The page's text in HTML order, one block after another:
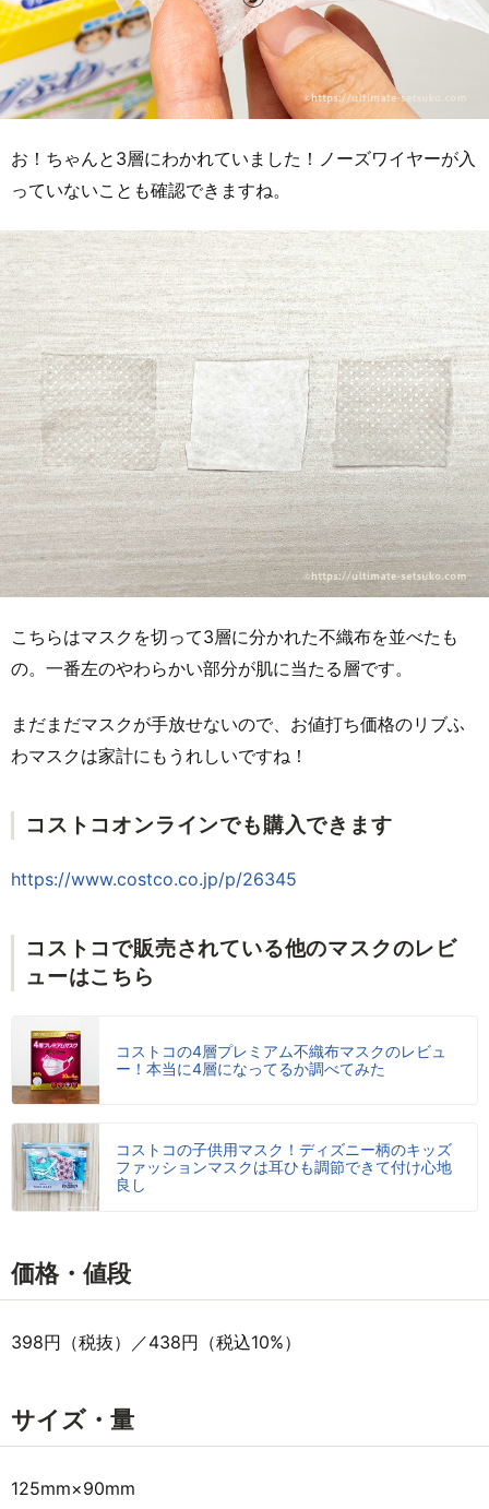
お！ちゃんと3層にわかれていました！ノーズワイヤーが入
っていないことも確認できますね。
こちらはマスクを切って3層に分かれた不織布を並べたも
の。一番左のやわらかい部分が肌に当たる層です。
まだまだマスクが手放せないので、お値打ち価格のリブふ
わマスクは家計にもうれしいですね！
コストコオンラインでも購入できます
https://www.costco.co.jp/p/26345
コストコで販売されている他のマスクのレビ
ューはこちら
コストコの4層プレミアム不織布マスクのレビュ
ー！本当に4層になってるか調べてみた
コストコの子供用マスク！ディズニー柄のキッズ
ファッションマスクは耳ひも調節できて付け心地
良し
価格・値段
398円（税抜）／438円（税込10%）
サイズ・量
125mm×90mm